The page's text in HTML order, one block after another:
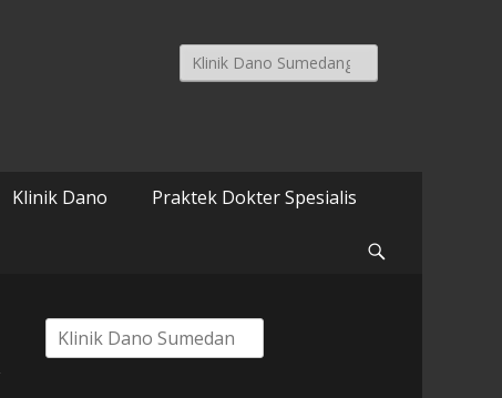
Search
for:
Klinik Dano Praktek Dokter Spesialis
Search
for: